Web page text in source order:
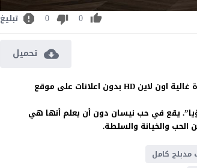
0
0 تبليغ
تحميل
يقع في حب نيسان دون أن يعلم أنها هي
الحب والخيانة والسلطة.
كامل